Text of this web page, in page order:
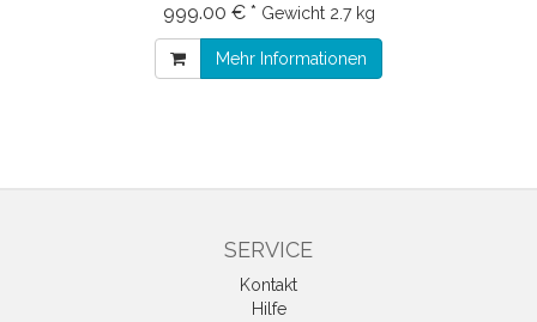
999.00 € * Gewicht 2.7 kg
Mehr Informationen
SERVICE
Kontakt
Hilfe